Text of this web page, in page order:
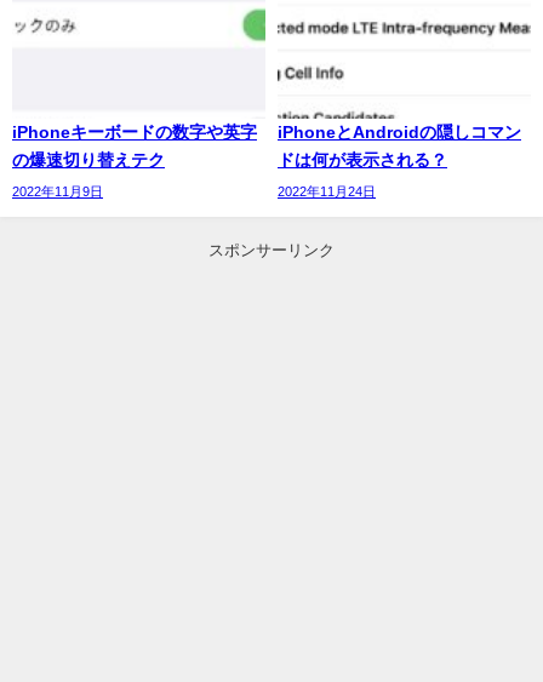
iPhoneキーボードの数字や英字
の爆速切り替えテク
2022年11月9日
iPhoneとAndroidの隠しコマン
ドは何が表示される？
2022年11月24日
スポンサーリンク